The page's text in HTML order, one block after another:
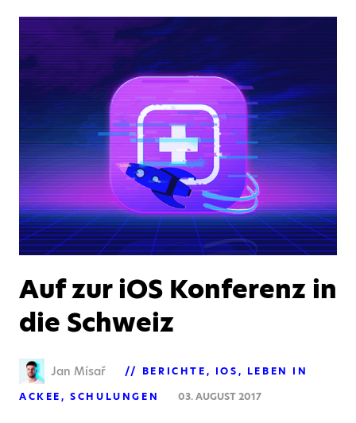
Auf zur iOS Konferenz in
die Schweiz
Jan Mísař BERICHTE IOS
LEBEN IN
ACKEE
SCHULUNGEN 03. AUGUST 2017